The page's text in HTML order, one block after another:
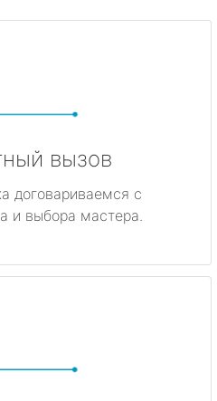
вызов
договариваемся с
и выбора мастера.